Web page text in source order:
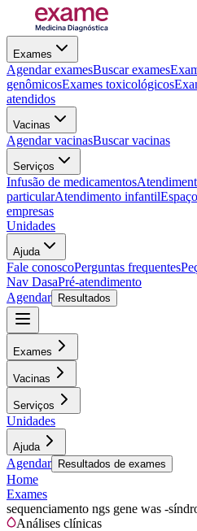
Exames
Agendar examesBuscar exames
genômicosExames toxicológicos
atendidos
Vacinas
Agendar vacinasBuscar vacinas
Serviços
Infusão de medicamentos
particularAtendimento infantil
empresas
Unidades
Ajuda
Fale conoscoPerguntas frequentes
Nav DasaPré-atendimento
Agendar
Resultados
Exames
Vacinas
Serviços
Unidades
Ajuda
Agendar Resultados de exames
Home
Exames
sequenciamento ngs gene was -
Análises clínicas